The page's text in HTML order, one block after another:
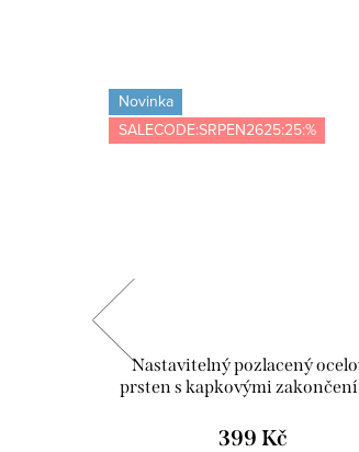
Novinka
SALECODE:SRPEN2625:25:%
Nastavitelný pozlacený
prsten s kapkovými
399 Kč